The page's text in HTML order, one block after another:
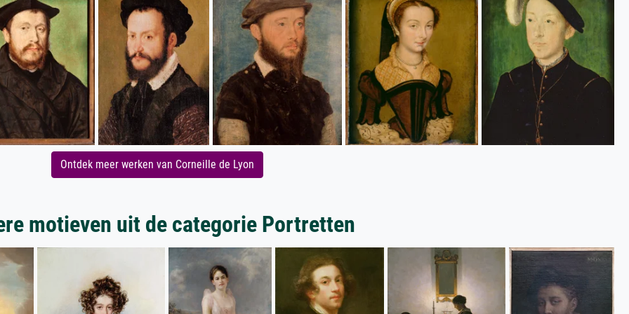
Ontdek meer werken van Corneille de Lyon
motieven uit de categorie Portretten